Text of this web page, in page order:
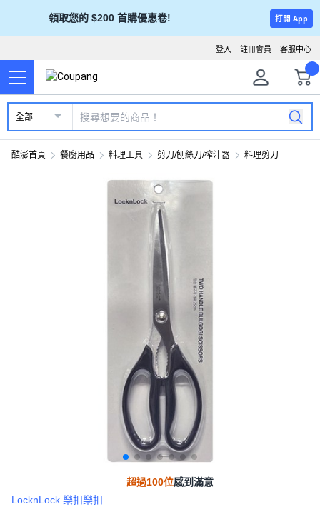
領取您的 $200 首購優惠卷! 打開 App
客服中心
註冊會員
登入
全部
酷澎首頁 餐廚用品 料理工具 剪刀/刨絲刀/榨汁器 料理剪刀
超過100位感到滿意
LocknLock 樂扣樂扣